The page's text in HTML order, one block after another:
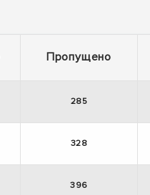
Пропущено
285
328
396